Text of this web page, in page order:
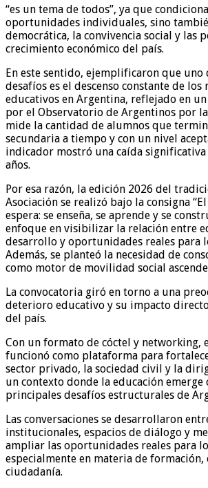
“es un tema de todos”, ya que
oportunidades individuales, sino
democrática, la convivencia social y las
crecimiento económico del país.
En este sentido, ejemplificaron que uno
desafíos es el descenso constante de los
educativos en Argentina, reflejado en
por el Observatorio de Argentinos por
mide la cantidad de alumnos que
secundaria a tiempo y con un nivel
indicador mostró una caída
años.
Por esa razón, la edición 2026 del
Asociación se realizó bajo la consigna
espera: se enseña, se aprende y se
enfoque en visibilizar la relación entre
desarrollo y oportunidades reales para
Además, se planteó la necesidad de
como motor de movilidad social
La convocatoria giró en torno a una
deterioro educativo y su impacto
del país.
Con un formato de cóctel y networking,
funcionó como plataforma para
sector privado, la sociedad civil y la
un contexto donde la educación emerge
principales desafíos estructurales de
Las conversaciones se desarrollaron
institucionales, espacios de diálogo y
ampliar las oportunidades reales para
especialmente en materia de
ciudadanía.